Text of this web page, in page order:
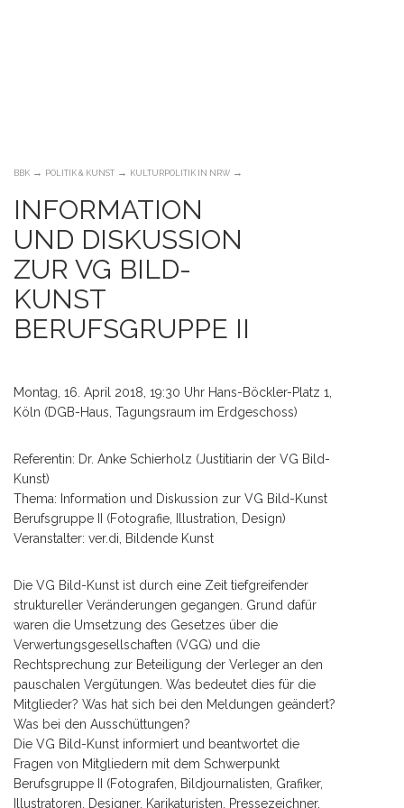
content
BBK → POLITIK & KUNST → KULTURPOLITIK IN NRW →
INFORMATION
UND DISKUSSION
ZUR VG BILD-
KUNST
BERUFSGRUPPE II
Montag, 16. April 2018, 19:30 Uhr Hans-Böckler-Platz 1,
Köln (DGB-Haus, Tagungsraum im Erdgeschoss)
Referentin: Dr. Anke Schierholz (Justitiarin der VG Bild-
Kunst)
Thema: Information und Diskussion zur VG Bild-Kunst
Berufsgruppe II (Fotografie, Illustration, Design)
Veranstalter: ver.di, Bildende Kunst
Die VG Bild-Kunst ist durch eine Zeit tiefgreifender
struktureller Veränderungen gegangen. Grund dafür
waren die Umsetzung des Gesetzes über die
Verwertungsgesellschaften (VGG) und die
Rechtsprechung zur Beteiligung der Verleger an den
pauschalen Vergütungen. Was bedeutet dies für die
Mitglieder? Was hat sich bei den Meldungen geändert?
Was bei den Ausschüttungen?
Die VG Bild-Kunst informiert und beantwortet die
Fragen von Mitgliedern mit dem Schwerpunkt
Berufsgruppe II (Fotografen, Bildjournalisten, Grafiker,
Illustratoren, Designer, Karikaturisten, Pressezeichner,